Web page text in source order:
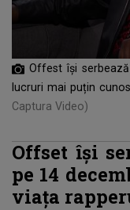
Offest își
lucruri mai puțin
Captura Video)
Offset își
pe 14
viața